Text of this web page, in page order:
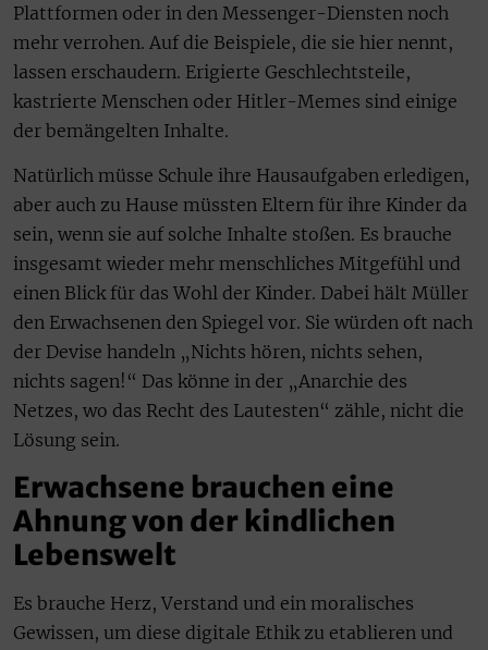
Plattformen oder in den Messenger-Diensten noch
mehr verrohen. Auf die Beispiele, die sie hier nennt,
lassen erschaudern. Erigierte Geschlechtsteile,
kastrierte Menschen oder Hitler-Memes sind einige
der bemängelten Inhalte.
Natürlich müsse Schule ihre Hausaufgaben erledigen,
aber auch zu Hause müssten Eltern für ihre Kinder da
sein, wenn sie auf solche Inhalte stoßen. Es brauche
insgesamt wieder mehr menschliches Mitgefühl und
einen Blick für das Wohl der Kinder. Dabei hält Müller
den Erwachsenen den Spiegel vor. Sie würden oft nach
der Devise handeln „Nichts hören, nichts sehen,
nichts sagen!“ Das könne in der „Anarchie des
Netzes, wo das Recht des Lautesten“ zähle, nicht die
Lösung sein.
Erwachsene brauchen eine
Ahnung von der kindlichen
Lebenswelt
Es brauche Herz, Verstand und ein moralisches
Gewissen, um diese digitale Ethik zu etablieren und